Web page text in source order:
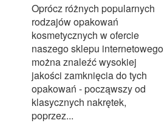
Oprócz różnych popularnych
rodzajów opakowań
kosmetycznych w ofercie
naszego sklepu internetowego
można znaleźć wysokiej
jakości zamknięcia do tych
opakowań - począwszy od
klasycznych nakrętek,
poprzez...